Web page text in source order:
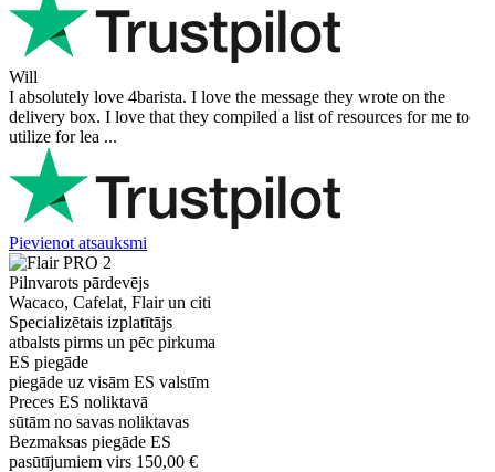
Will
I absolutely love 4barista. I love the message they wrote on the
delivery box. I love that they compiled a list of resources for me to
utilize for lea ...
Pievienot atsauksmi
Pilnvarots pārdevējs
Wacaco, Cafelat, Flair un citi
Specializētais izplatītājs
atbalsts pirms un pēc pirkuma
ES piegāde
piegāde uz visām ES valstīm
Preces ES noliktavā
sūtām no savas noliktavas
Bezmaksas piegāde ES
pasūtījumiem virs 150,00 €